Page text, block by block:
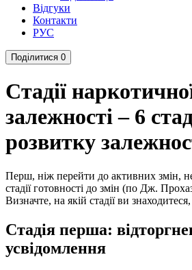
Відгуки
Контакти
РУС
Поділитися 0
Стадії
залежності – 6
розвитку
Перш, ніж перейти до активних змін,
стадії готовності до змін (по Дж.
Визначте, на якій стадії ви
Стадія перша:
усвідомлення